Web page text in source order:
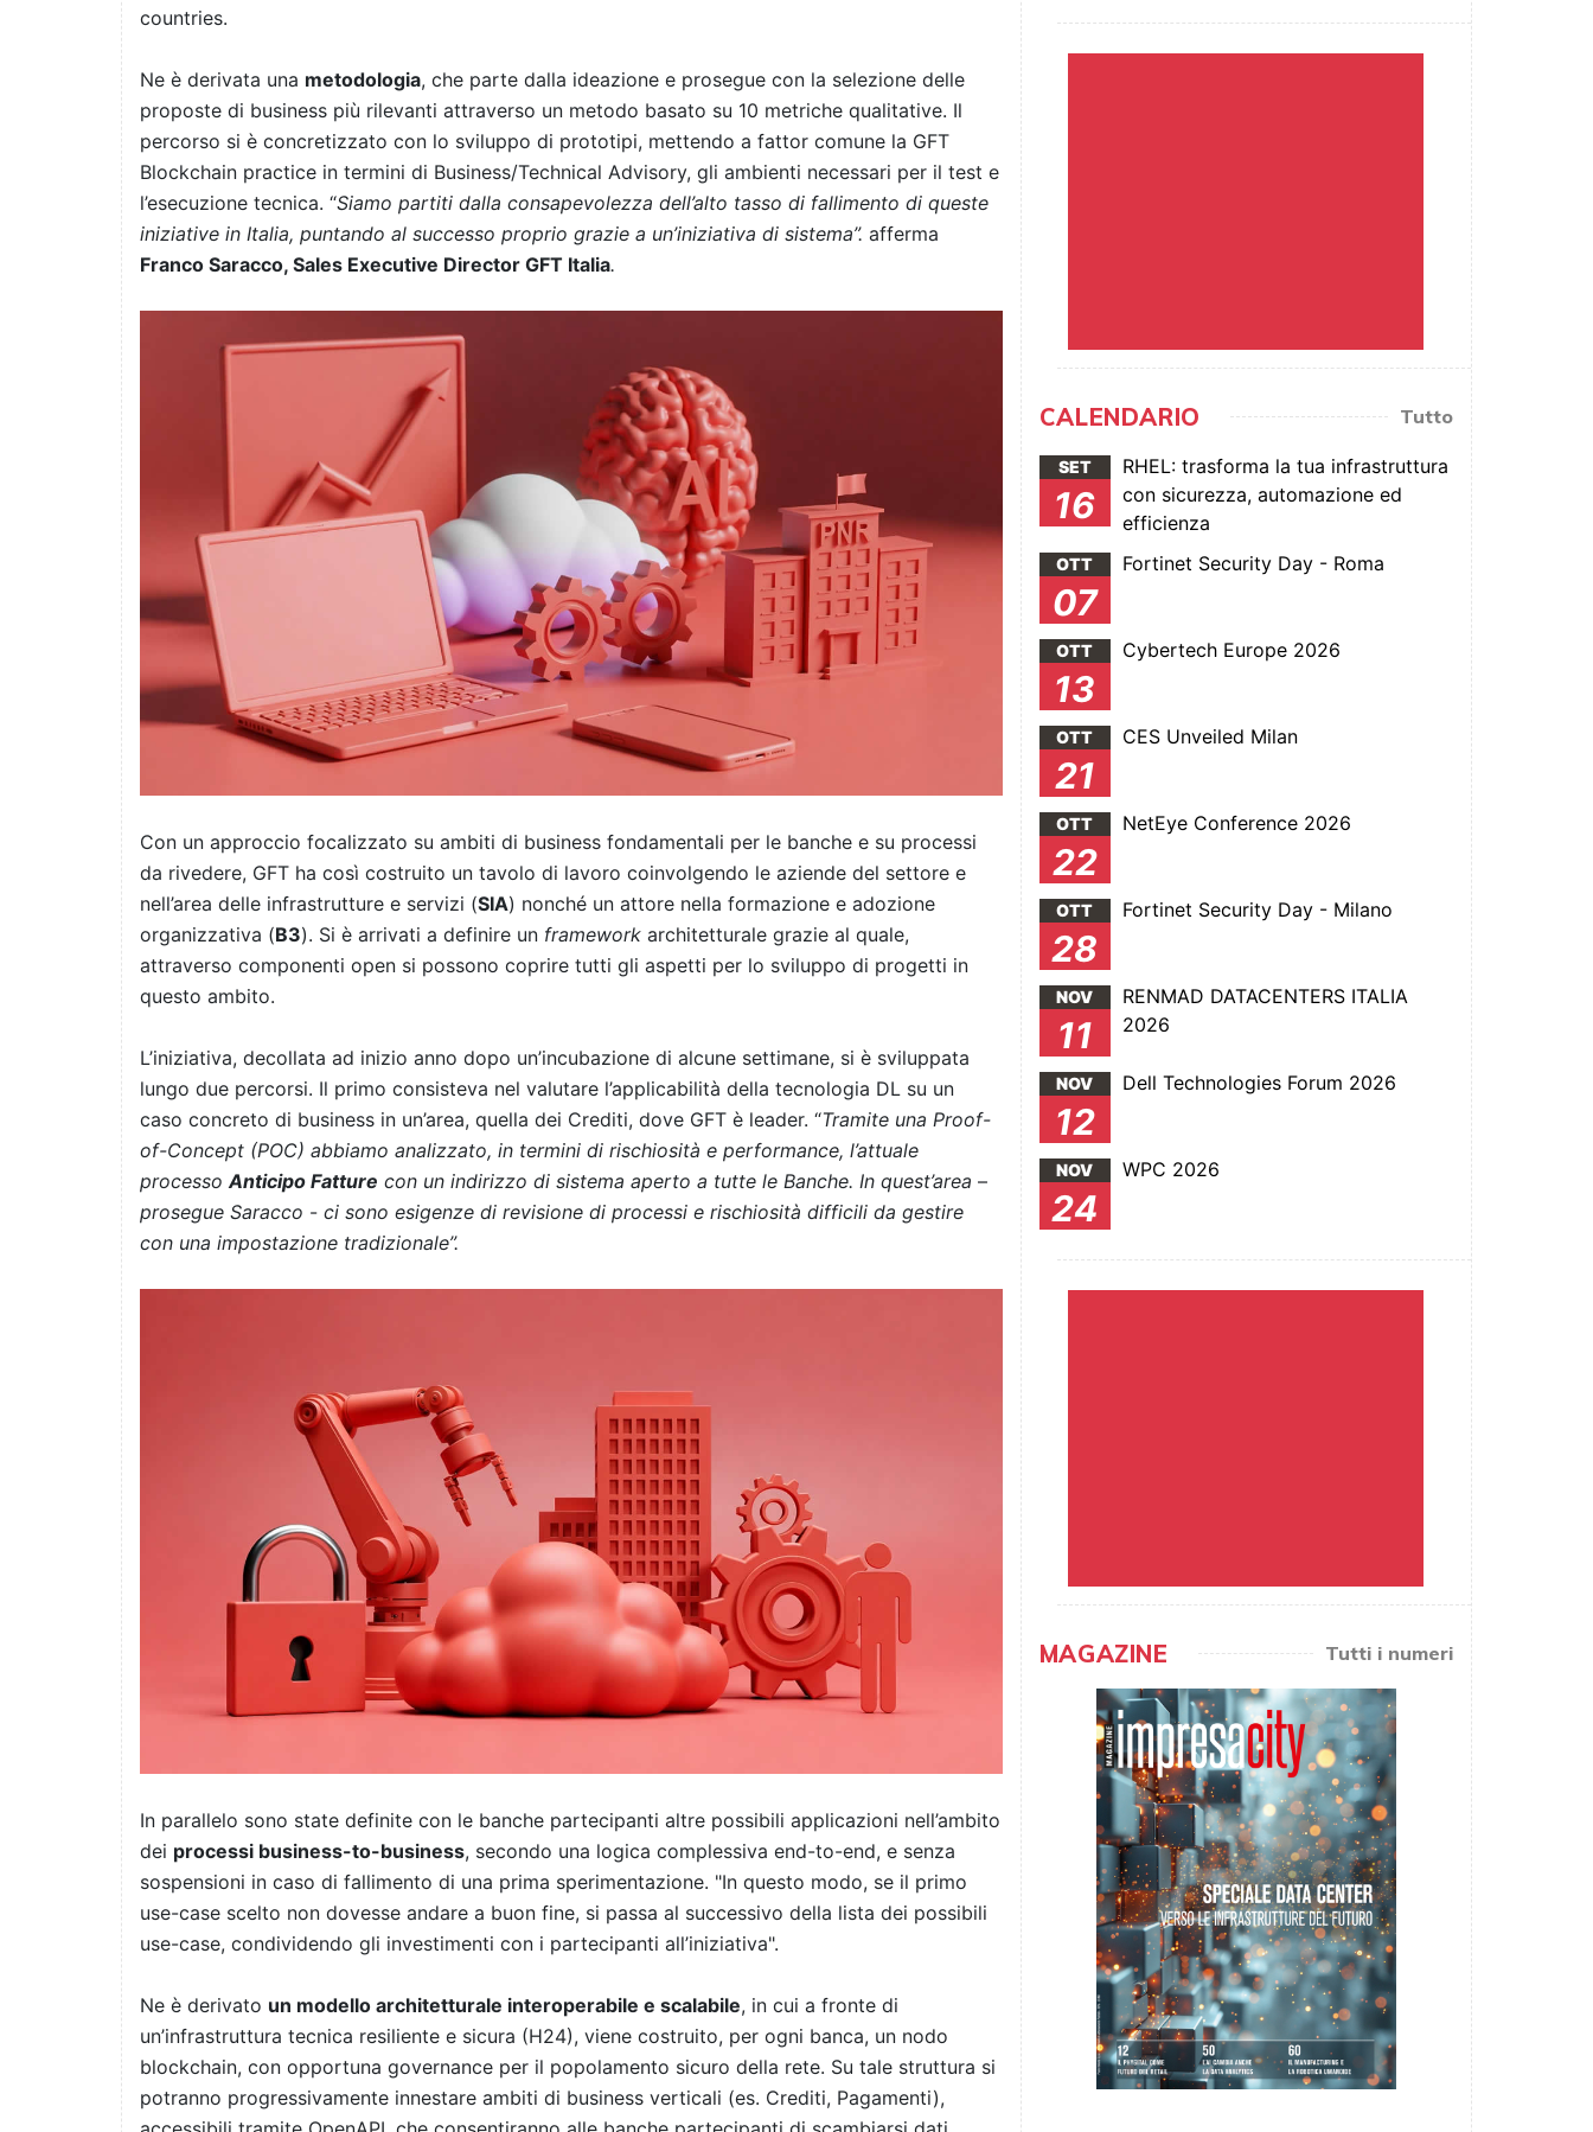
countries.
Ne è derivata una metodologia, che parte dalla ideazione e prosegue con la selezione delle
proposte di business più rilevanti attraverso un metodo basato su 10 metriche qualitative. Il
percorso si è concretizzato con lo sviluppo di prototipi, mettendo a fattor comune la GFT
Blockchain practice in termini di Business/Technical Advisory, gli ambienti necessari per il test e
l’esecuzione tecnica. “Siamo partiti dalla consapevolezza dell’alto tasso di fallimento di queste
iniziative in Italia, puntando al successo proprio grazie a un’iniziativa di sistema”. afferma
Franco Saracco, Sales Executive Director GFT Italia.
Con un approccio focalizzato su ambiti di business fondamentali per le banche e su processi
da rivedere, GFT ha così costruito un tavolo di lavoro coinvolgendo le aziende del settore e
nell’area delle infrastrutture e servizi (SIA) nonché un attore nella formazione e adozione
organizzativa (B3). Si è arrivati a definire un framework architetturale grazie al quale,
attraverso componenti open si possono coprire tutti gli aspetti per lo sviluppo di progetti in
questo ambito.
L’iniziativa, decollata ad inizio anno dopo un’incubazione di alcune settimane, si è sviluppata
lungo due percorsi. Il primo consisteva nel valutare l’applicabilità della tecnologia DL su un
caso concreto di business in un’area, quella dei Crediti, dove GFT è leader. “Tramite una Proof-
of-Concept (POC) abbiamo analizzato, in termini di rischiosità e performance, l’attuale
processo Anticipo Fatture con un indirizzo di sistema aperto a tutte le Banche. In quest’area –
prosegue Saracco - ci sono esigenze di revisione di processi e rischiosità difficili da gestire
con una impostazione tradizionale”.
In parallelo sono state definite con le banche partecipanti altre possibili applicazioni nell’ambito
dei processi business-to-business, secondo una logica complessiva end-to-end, e senza
sospensioni in caso di fallimento di una prima sperimentazione. "In questo modo, se il primo
use-case scelto non dovesse andare a buon fine, si passa al successivo della lista dei possibili
use-case, condividendo gli investimenti con i partecipanti all’iniziativa".
Ne è derivato un modello architetturale interoperabile e scalabile, in cui a fronte di
un’infrastruttura tecnica resiliente e sicura (H24), viene costruito, per ogni banca, un nodo
blockchain, con opportuna governance per il popolamento sicuro della rete. Su tale struttura si
potranno progressivamente innestare ambiti di business verticali (es. Crediti, Pagamenti),
CALENDARIO Tutto
SET
16
RHEL: trasforma la tua infrastruttura
con sicurezza, automazione ed
efficienza
OTT
07
Fortinet Security Day - Roma
OTT
13
Cybertech Europe 2026
OTT
21
CES Unveiled Milan
OTT
22
NetEye Conference 2026
OTT
28
Fortinet Security Day - Milano
NOV
11
RENMAD DATACENTERS ITALIA
2026
NOV
12
Dell Technologies Forum 2026
NOV
24
WPC 2026
MAGAZINE Tutti i numeri